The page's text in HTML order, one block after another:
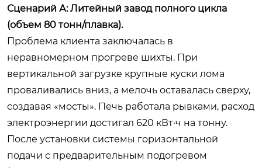
Сценарий А: Литейный завод полного цикла
(объем 80 тонн/плавка).
Проблема клиента заключалась в
неравномерном прогреве шихты. При
вертикальной загрузке крупные куски лома
проваливались вниз, а мелочь оставалась сверху,
создавая «мосты». Печь работала рывками, расход
электроэнергии достигал 620 кВт·ч на тонну.
После установки системы горизонтальной
подачи с предварительным подогревом